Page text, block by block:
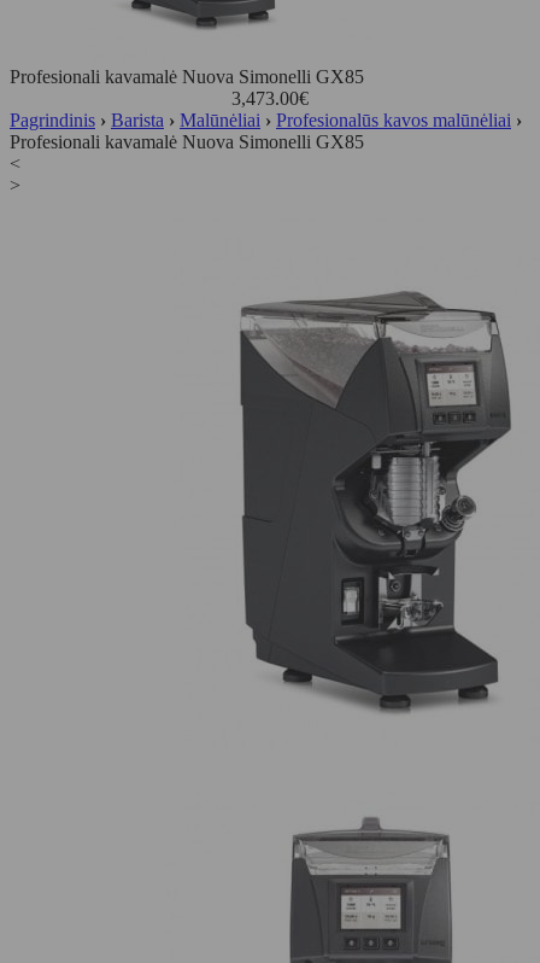
Profesionali kavamalė Nuova Simonelli GX85
3,473.00€
Pagrindinis › Barista › Malūnėliai › Profesionalūs kavos malūnėliai ›
Profesionali kavamalė Nuova Simonelli GX85
<
>